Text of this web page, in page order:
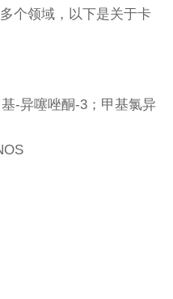
个领域，以下是关于卡
-异噻唑酮-3；甲基氯异